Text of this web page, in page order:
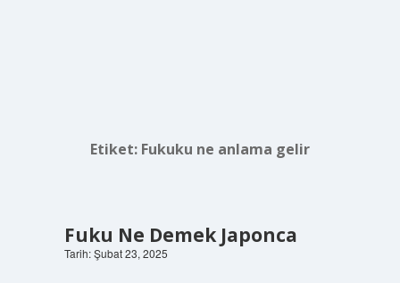
Etiket: Fukuku ne anlama gelir
Fuku Ne Demek Japonca
Tarih: Şubat 23, 2025